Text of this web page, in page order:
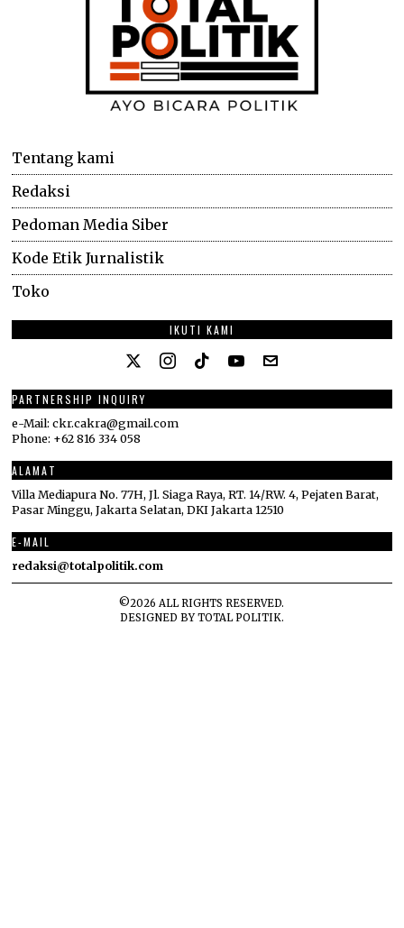
Tentang kami
Redaksi
Pedoman Media Siber
Kode Etik Jurnalistik
Toko
IKUTI KAMI
PARTNERSHIP INQUIRY
e-Mail: ckr.cakra@gmail.com
Phone: +62 816 334 058
ALAMAT
Villa Mediapura No. 77H, Jl. Siaga Raya, RT. 14/RW. 4, Pejaten Barat,
Pasar Minggu, Jakarta Selatan, DKI Jakarta 12510
E-MAIL
redaksi@totalpolitik.com
©2026 ALL RIGHTS RESERVED.
DESIGNED BYTOTAL POLITIK.